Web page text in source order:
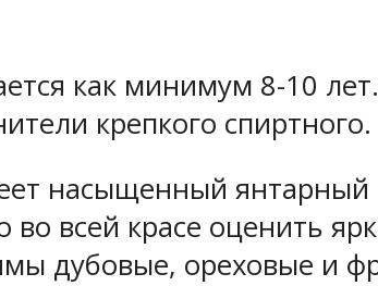
как минимум 8-10
крепкого спиртного.
насыщенный
всей красе оценить
дубовые, ореховые и